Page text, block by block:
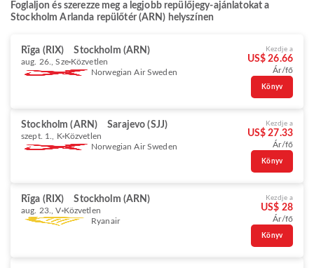
Foglaljon és szerezze meg a legjobb repülőjegy-ajánlatokat a
Stockholm Arlanda repülőtér (ARN) helyszínen
Rīga (RIX) Stockholm (ARN)
aug. 26., Sze Közvetlen
Norwegian Air Sweden
Kezdje a
US$ 26.66
Ár/fő
Könyv
Stockholm (ARN) Sarajevo (SJJ)
szept. 1., K Közvetlen
Norwegian Air Sweden
Kezdje a
US$ 27.33
Ár/fő
Könyv
Rīga (RIX) Stockholm (ARN)
aug. 23., V Közvetlen
Ryanair
Kezdje a
US$ 28
Ár/fő
Könyv